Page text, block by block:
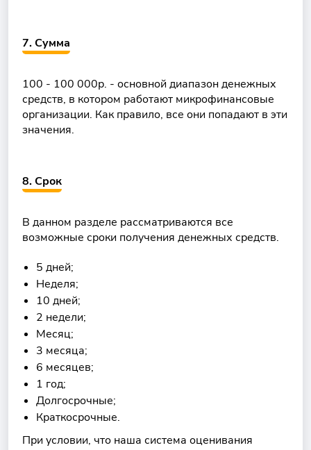
7. Сумма
100 - 100 000р. - основной диапазон денежных
средств, в котором работают микрофинансовые
организации. Как правило, все они попадают в эти
значения.
8. Срок
В данном разделе рассматриваются все
возможные сроки получения денежных средств.
5 дней;
Неделя;
10 дней;
2 недели;
Месяц;
3 месяца;
6 месяцев;
1 год;
Долгосрочные;
Краткосрочные.
При условии, что наша система оценивания